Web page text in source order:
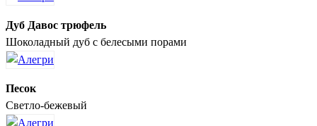
Дуб Давос трюфель
Шоколадный дуб с белесыми порами
Песок
Светло-бежевый